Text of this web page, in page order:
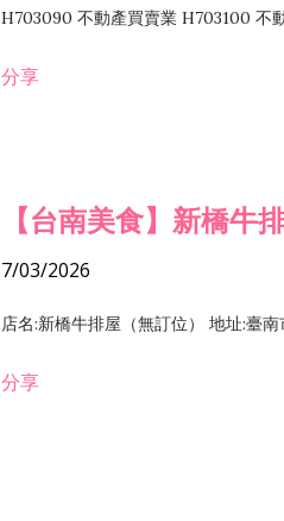
H703090 不動產買賣業 H703100 不
分享
【台南美食】新橋牛
7/03/2026
店名:新橋牛排屋（無訂位） 地址:臺
分享